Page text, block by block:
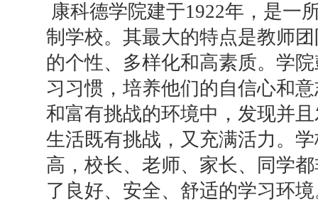
康科德学院建于1922年，是一
制学校。其最大的特点是教师
的个性、多样化和高素质。学
习习惯，培养他们的自信心和
和富有挑战的环境中，发现并
生活既有挑战，又充满活力。
高，校长、老师、家长、同学
了良好、安全、舒适的学习环